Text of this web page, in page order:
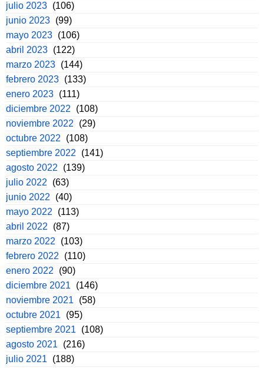
julio 2023 (106)
junio 2023 (99)
mayo 2023 (106)
abril 2023 (122)
marzo 2023 (144)
febrero 2023 (133)
enero 2023 (111)
diciembre 2022
(108)
noviembre 2022
(29)
octubre 2022
(108)
septiembre 2022
(141)
agosto 2022
(139)
julio 2022
(63)
junio 2022
(40)
mayo 2022
(113)
abril 2022
(87)
marzo 2022
(103)
febrero 2022
(110)
enero 2022
(90)
diciembre 2021
(146)
noviembre 2021
(58)
octubre 2021
(95)
septiembre 2021
(108)
agosto 2021
(216)
julio 2021
(188)